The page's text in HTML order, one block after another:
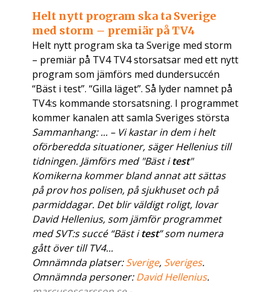
Helt nytt program ska ta Sverige
med storm – premiär på TV4
Helt nytt program ska ta Sverige med storm
– premiär på TV4 TV4 storsatsar med ett nytt
program som jämförs med dundersuccén
“Bäst i test”. “Gilla läget”. Så lyder namnet på
TV4:s kommande storsatsning. I programmet
kommer kanalen att samla Sveriges största
Sammanhang: ... – Vi kastar in dem i helt
oförberedda situationer, säger Hellenius till
tidningen. Jämförs med "Bäst itest"
Komikerna kommer bland annat att sättas
på prov hos polisen, på sjukhuset och på
parmiddagar. Det blir väldigt roligt, lovar
David Hellenius, som jämför programmet
med SVT:s succé “Bäst itest” som numera
gått över till TV4...
Omnämnda platser:Sverige, Sveriges.
Omnämnda personer:David Hellenius.